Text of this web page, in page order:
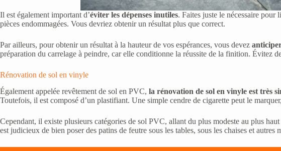
Il est également important d’éviter les dépenses inutiles. Faites juste le nécessaire
pièces endommagées. Vous devriez obtenir un résultat plus que correct.
Par ailleurs, pour obtenir un résultat à la hauteur de vos espérances, vous devez
préparation du carrelage à peindre, car elle conditionne la réussite de la finition. Évitez
Rénovation de sol en vinyle
Également appelée revêtement de sol en PVC, la rénovation de sol en vinyle est très
Toutefois, il est composé d’un plastifiant. Une simple cendre de cigarette peut le
Cependant, il existe plusieurs catégories de sol PVC, allant du plus modeste au plus haut
est judicieux de bien poser des patins de feutre sous les tables, sous les chaises et autres